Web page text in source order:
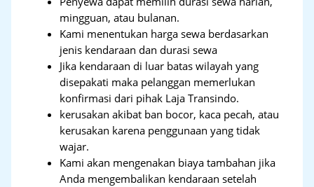
mingguan, atau bulanan.
Kami menentukan harga sewa berdasarkan
jenis kendaraan dan durasi sewa
Jika kendaraan di luar batas wilayah yang
disepakati maka pelanggan memerlukan
konfirmasi dari pihak Laja Transindo.
kerusakan akibat ban bocor, kaca pecah, atau
kerusakan karena penggunaan yang tidak
wajar.
Kami akan mengenakan biaya tambahan jika
Anda mengembalikan kendaraan setelah